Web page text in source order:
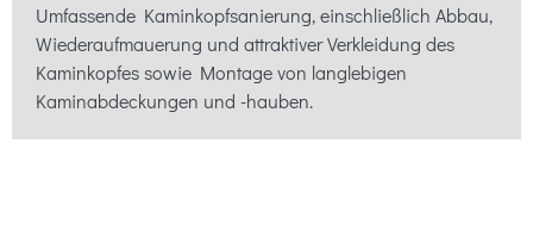
Umfassende Kaminkopfsanierung, einschließlich Abbau,
Wiederaufmauerung und attraktiver Verkleidung des
Kaminkopfes sowie Montage von langlebigen
Kaminabdeckungen und -hauben.